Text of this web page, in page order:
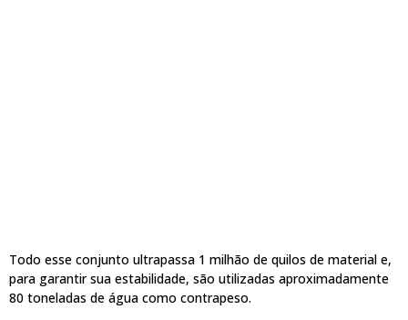
Todo esse conjunto ultrapassa 1 milhão de quilos de material e,
para garantir sua estabilidade, são utilizadas aproximadamente
80 toneladas de água como contrapeso.